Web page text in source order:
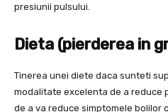
presiunii pulsului.
Dieta (pierderea in
Tinerea unei diete daca sunteti
modalitate excelenta de a reduce
de a va reduce simptomele bolilor